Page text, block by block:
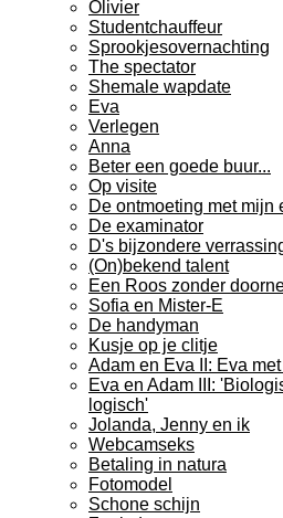
Olivier
Studentchauffeur
Sprookjesovernachting
The spectator
Shemale wapdate
Eva
Verlegen
Anna
Beter een goede buur...
Op visite
De ontmoeting met mijn
De examinator
D's bijzondere
(On)bekend talent
Een Roos zonder
Sofia en Mister-E
De handyman
Kusje op je clitje
Adam en Eva II: Eva
Eva en Adam III:
logisch'
Jolanda, Jenny en ik
Webcamseks
Betaling in natura
Fotomodel
Schone schijn